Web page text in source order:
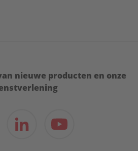
nieuwe producten en onze